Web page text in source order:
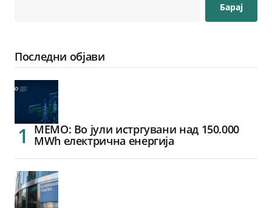
Барај
Последни објави
МЕМО: Во јули истргувани над 150.000
MWh електрична енергија